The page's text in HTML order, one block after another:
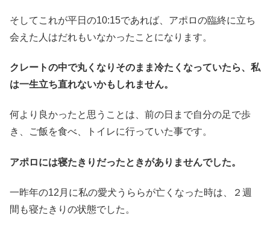
そしてこれが平日の10:15であれば、アポロの臨終に立ち
会えた人はだれもいなかったことになります。
クレートの中で丸くなりそのまま冷たくなっていたら、私
は一生立ち直れないかもしれません。
何より良かったと思うことは、前の日まで自分の足で歩
き、ご飯を食べ、トイレに行っていた事です。
アポロには寝たきりだったときがありませんでした。
一昨年の12月に私の愛犬うららが亡くなった時は、２週
間も寝たきりの状態でした。